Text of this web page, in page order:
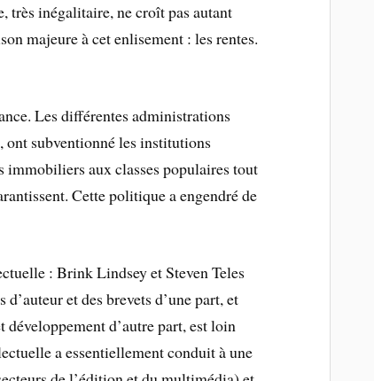
très inégalitaire, ne croît pas autant
majeure à cet enlisement : les rentes.
Les différentes administrations
ont subventionné les institutions
immobiliers aux classes populaires tout
Cette politique a engendré de
: Brink Lindsey et Steven Teles
et des brevets d’une part, et
d’autre part, est loin
a essentiellement conduit à une